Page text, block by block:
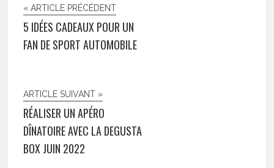
« ARTICLE PRÉCÉDENT
5 IDÉES CADEAUX POUR UN
FAN DE SPORT AUTOMOBILE
ARTICLE SUIVANT »
RÉALISER UN APÉRO
DÎNATOIRE AVEC LA DEGUSTA
BOX JUIN 2022